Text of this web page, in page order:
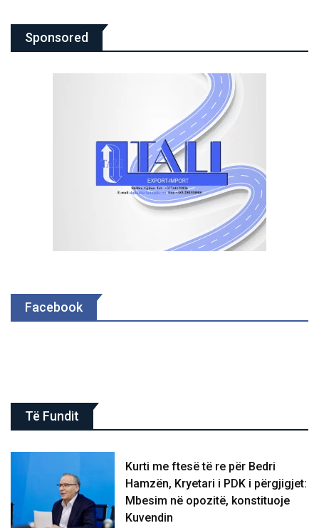
Sponsored
Facebook
Të Fundit
Kurti me ftesë të re për Bedri
Hamzën, Kryetari i PDK i përgjigjet:
Mbesim në opozitë, konstituoje
Kuvendin